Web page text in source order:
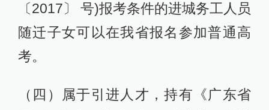
〔2017〕 号)报考条件的进城务工人员
随迁子女可以在我省报名参加普通高
考。
（四）属于引进人才，持有《广东省